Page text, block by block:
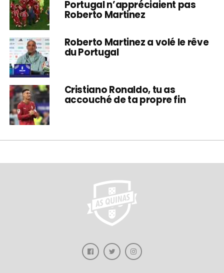
Portugal n’appréciaient pas
Roberto Martinez
Roberto Martinez a volé le rêve
du Portugal
Cristiano Ronaldo, tu as
accouché de ta propre fin